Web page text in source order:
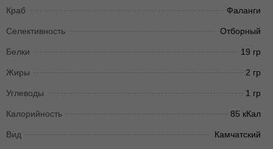
Краб Фаланги
Селективность Отборный
Белки 19 гр
Жиры 2 гр
Углеводы 1 гр
Калорийность 85 кКал
Вид Камчатский